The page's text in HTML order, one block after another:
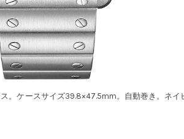
。ケースサイズ39.8×47.5mm。自動巻き。ネイ